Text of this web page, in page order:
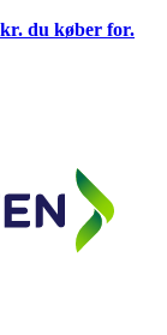
du køber for.